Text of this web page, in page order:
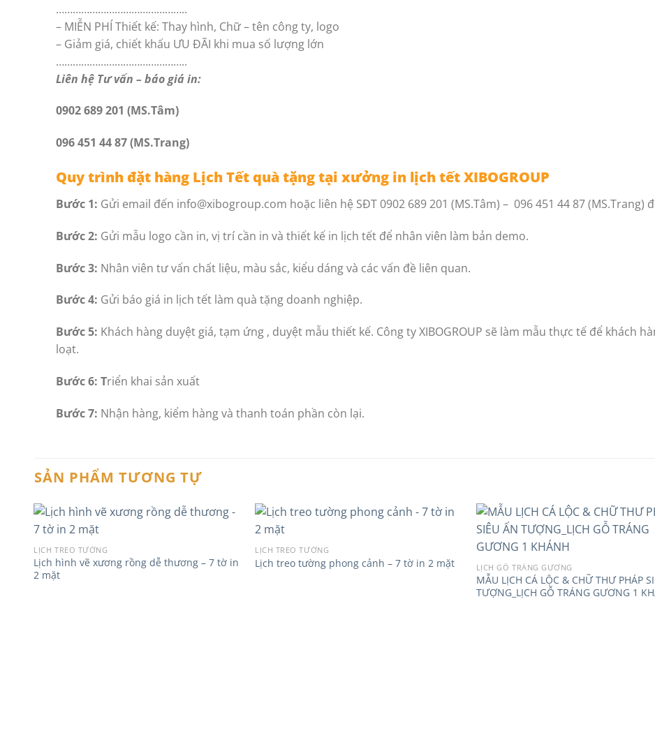
………………………………………..
– MIỄN PHÍ Thiết kế: Thay hình, Chữ – tên công ty, logo
– Giảm giá, chiết khấu ƯU ĐÃI khi mua số lượng lớn
………………………………………..
Liên hệ Tư vấn – báo giá in:
0902 689 201 (MS.Tâm)
096 451 44 87 (MS.Trang)
Quy trình đặt hàng Lịch Tết quà tặng tại xưởng in lịch tết XIBOGROUP
Bước 1: Gửi email đến info@xibogroup.com hoặc liên hệ SĐT 0902 689 201 (MS.Tâm) – 096 451 44 87
Bước 2: Gửi mẫu logo cần in, vị trí cần in và thiết kế in lịch tết để nhân viên làm bản demo.
Bước 3: Nhân viên tư vấn chất liệu, màu sắc, kiểu dáng và các vấn đề liên quan.
Bước 4: Gửi báo giá in lịch tết làm quà tặng doanh nghiệp.
Bước 5: Khách hàng duyệt giá, tạm ứng , duyệt mẫu thiết kế. Công ty XIBOGROUP sẽ làm mẫu thực tế để khách
loạt.
Bước 6: Triển khai sản xuất
Bước 7: Nhận hàng, kiểm hàng và thanh toán phần còn lại.
SẢN PHẨM TƯƠNG TỰ
Add to
LỊCH TREO TƯỜNG
Lịch hình vẽ xương rồng dễ thương – 7 tờ in
2 mặt
Add to
LỊCH TREO TƯỜNG
Lịch treo tường phong cảnh – 7 tờ in 2 mặt LỊCH GỖ TRÁNG GƯƠNG
MẪU LỊCH CÁ LỘC & CHỮ THƯ PHÁP
TƯỢNG_LỊCH GỖ TRÁNG GƯƠNG 1